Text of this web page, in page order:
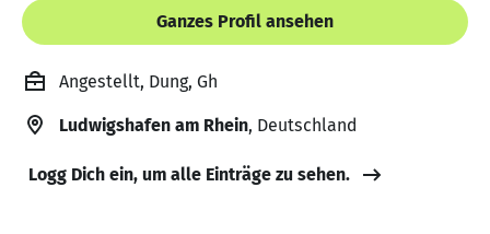
Ganzes Profil ansehen
Angestellt, Dung, Gh
Ludwigshafen am Rhein, Deutschland
Logg Dich ein, um alle Einträge zu sehen.